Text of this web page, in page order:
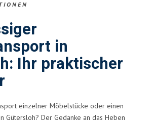
in
Ihr praktischer
einzelner Möbelstücke oder einen
Gütersloh? Der Gedanke an das Heben